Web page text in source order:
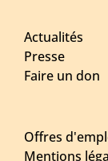
Actualités
Presse
Faire un don
Offres
Mentions